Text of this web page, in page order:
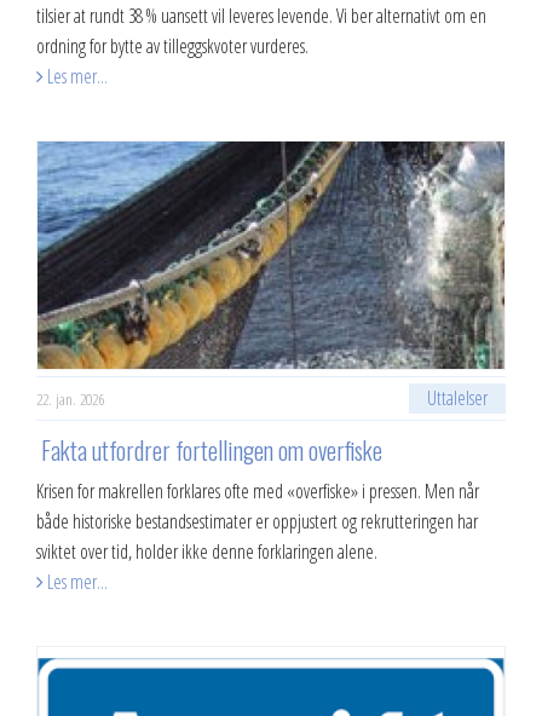
Advokatbistand
tilsier at rundt 38 % uansett vil leveres levende. Vi ber alternativt om en
ordning for bytte av tilleggskvoter vurderes.
Les mer...
22. jan. 2026 Uttalelser
​ Fakta utfordrer fortellingen om overfiske
Krisen for makrellen forklares ofte med «overfiske» i pressen. Men når
både historiske bestandsestimater er oppjustert og rekrutteringen har
sviktet over tid, holder ikke denne forklaringen alene.
Les mer...